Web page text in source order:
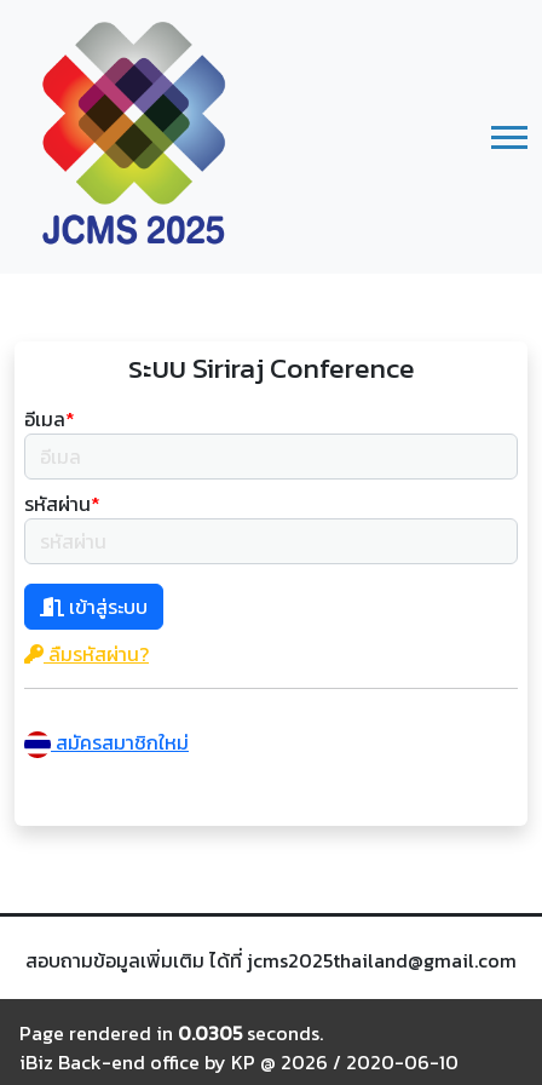
ระบบ Siriraj Conference
อีเมล*
รหัสผ่าน*
เข้าสู่ระบบ
ลืมรหัสผ่าน?
สมัครสมาชิกใหม่
สอบถามข้อมูลเพิ่มเติม ได้ที่ jcms2025thailand@gmail.com
Page rendered in 0.0305seconds.
iBiz Back-end office by KP @ 2026 / 2020-06-10